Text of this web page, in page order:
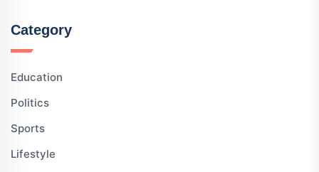
Category
Education
Politics
Sports
Lifestyle